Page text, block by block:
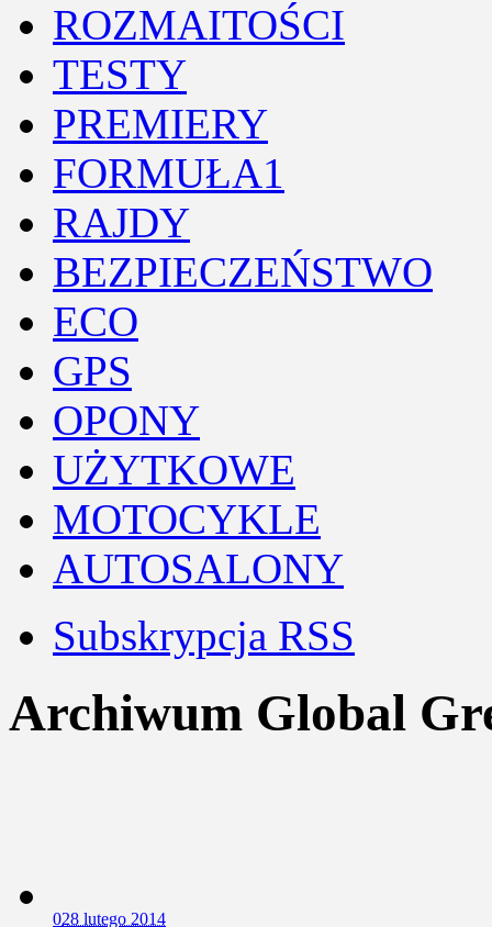
ROZMAITOŚCI
TESTY
PREMIERY
FORMUŁA1
RAJDY
BEZPIECZEŃSTWO
ECO
GPS
OPONY
UŻYTKOWE
MOTOCYKLE
AUTOSALONY
Subskrypcja RSS
Archiwum Global
028 lutego 2014